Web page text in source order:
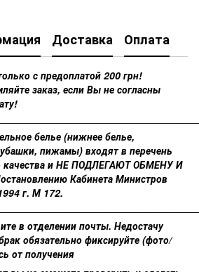
Доставка Оплата
с предоплатой 200 грн!
заказ, если Вы не согласны
белье (нижнее белье,
пижамы) входят в перечень
качества и НЕ ПОДЛЕГАЮТ ОБМЕНУ И
Кабинета Министров
г. М 172.
в отделении почты. Недостачу
обязательно фиксируйте (фото/
от получения